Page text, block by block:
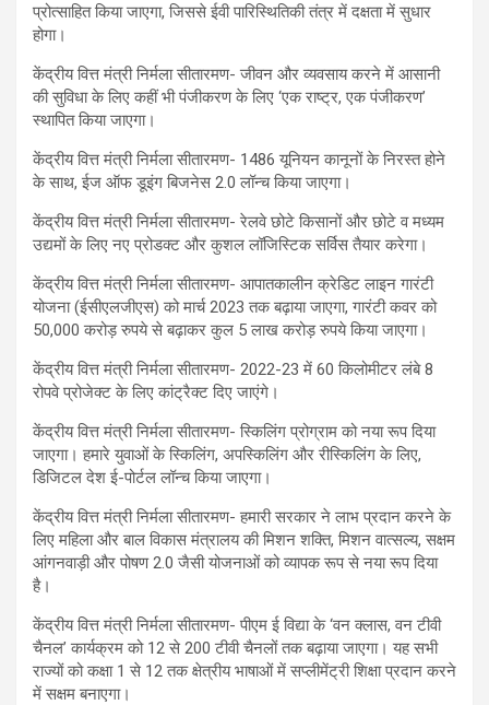
प्रोत्साहित किया जाएगा, जिससे ईवी पारिस्थितिकी तंत्र में दक्षता में सुधार
होगा।
केंद्रीय वित्त मंत्री निर्मला सीतारमण- जीवन और व्यवसाय करने में आसानी
की सुविधा के लिए कहीं भी पंजीकरण के लिए ‘एक राष्ट्र, एक पंजीकरण’
स्थापित किया जाएगा।
केंद्रीय वित्त मंत्री निर्मला सीतारमण- 1486 यूनियन कानूनों के निरस्त होने
के साथ, ईज ऑफ डूइंग बिजनेस 2.0 लॉन्च किया जाएगा।
केंद्रीय वित्त मंत्री निर्मला सीतारमण- रेलवे छोटे किसानों और छोटे व मध्यम
उद्यमों के लिए नए प्रोडक्ट और कुशल लॉजिस्टिक सर्विस तैयार करेगा।
केंद्रीय वित्त मंत्री निर्मला सीतारमण- आपातकालीन क्रेडिट लाइन गारंटी
योजना (ईसीएलजीएस) को मार्च 2023 तक बढ़ाया जाएगा, गारंटी कवर को
50,000 करोड़ रुपये से बढ़ाकर कुल 5 लाख करोड़ रुपये किया जाएगा।
केंद्रीय वित्त मंत्री निर्मला सीतारमण- 2022-23 में 60 किलोमीटर लंबे 8
रोपवे प्रोजेक्ट के लिए कांट्रैक्ट दिए जाएंगे।
केंद्रीय वित्त मंत्री निर्मला सीतारमण- स्किलिंग प्रोग्राम को नया रूप दिया
जाएगा। हमारे युवाओं के स्किलिंग, अपस्किलिंग और रीस्किलिंग के लिए,
डिजिटल देश ई-पोर्टल लॉन्च किया जाएगा।
केंद्रीय वित्त मंत्री निर्मला सीतारमण- हमारी सरकार ने लाभ प्रदान करने के
लिए महिला और बाल विकास मंत्रालय की मिशन शक्ति, मिशन वात्सल्य, सक्षम
आंगनवाड़ी और पोषण 2.0 जैसी योजनाओं को व्यापक रूप से नया रूप दिया
है।
केंद्रीय वित्त मंत्री निर्मला सीतारमण- पीएम ई विद्या के ‘वन क्लास, वन टीवी
चैनल’ कार्यक्रम को 12 से 200 टीवी चैनलों तक बढ़ाया जाएगा। यह सभी
राज्यों को कक्षा 1 से 12 तक क्षेत्रीय भाषाओं में सप्लीमेंट्री शिक्षा प्रदान करने
में सक्षम बनाएगा।